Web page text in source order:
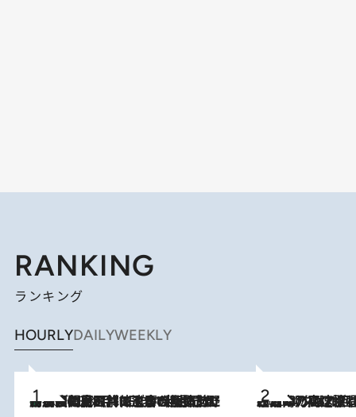
RANKING
ランキング
HOURLYDAILYWEEKLY
2026.8.8
「最後に見られてよかった」上野動物園の東園パンダ舎が解体前に特別公開。8月16日まで延長されたパネル展と共に辿る“半世紀”のパンダ飼育《解体工事の図面あり》 2026.8.7
「湘南乃風に憧れて」観客大盛上がりの“タオル回し”に、ラッパー顔負けの高速歌唱まで…さだまさし（74）のアグレッシブすぎる現在地